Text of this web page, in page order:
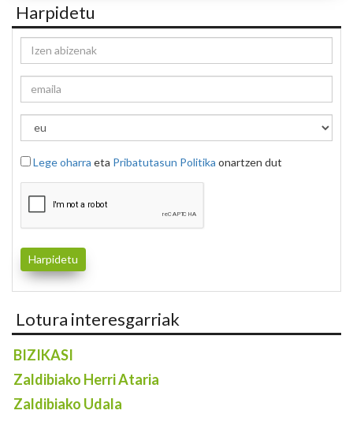
Harpidetu
Lege oharra eta Pribatutasun Politika onartzen dut
Lotura interesgarriak
BIZIKASI
Zaldibiako Herri Ataria
Zaldibiako Udala